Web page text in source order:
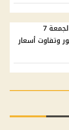
أسعار الخضار والفاكهة اليوم الجمعة 7
وتفاوت أسعار